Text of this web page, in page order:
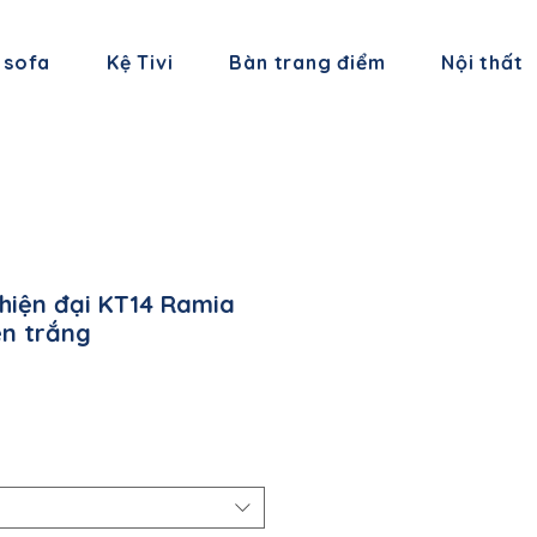
sofa Kệ Tivi Bàn trang điểm Nội thất
đại KT14 Ramia
trắng